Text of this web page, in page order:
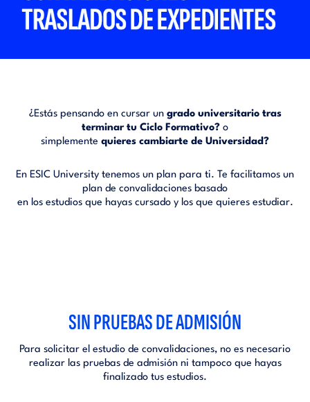
¿Estás pensando en cursar un grado universitario tras
terminar tu Ciclo Formativo? o
simplemente quieres cambiarte de Universidad?
En ESIC University tenemos un plan para ti. Te facilitamos un
plan de convalidaciones basado
en los estudios que hayas cursado y los que quieres estudiar.
SIN PRUEBAS DE ADMISIÓN
Para solicitar el estudio de convalidaciones, no es necesario
realizar las pruebas de admisión ni tampoco que hayas
finalizado tus estudios.